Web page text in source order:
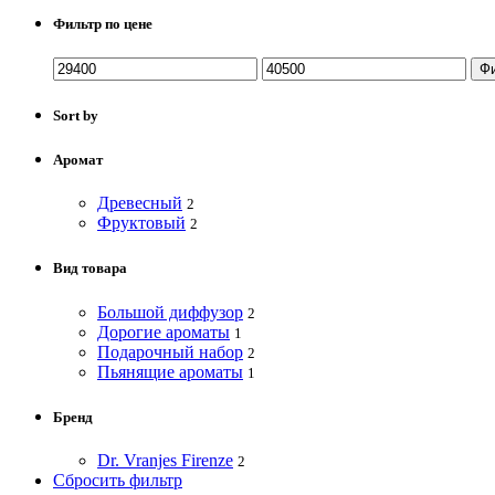
Фильтр по цене
Sort by
Аромат
Древесный 2
Фруктовый 2
Вид товара
Большой диффузор 2
Дорогие ароматы 1
Подарочный набор 2
Пьянящие ароматы 1
Бренд
Dr. Vranjes Firenze 2
Сбросить фильтр